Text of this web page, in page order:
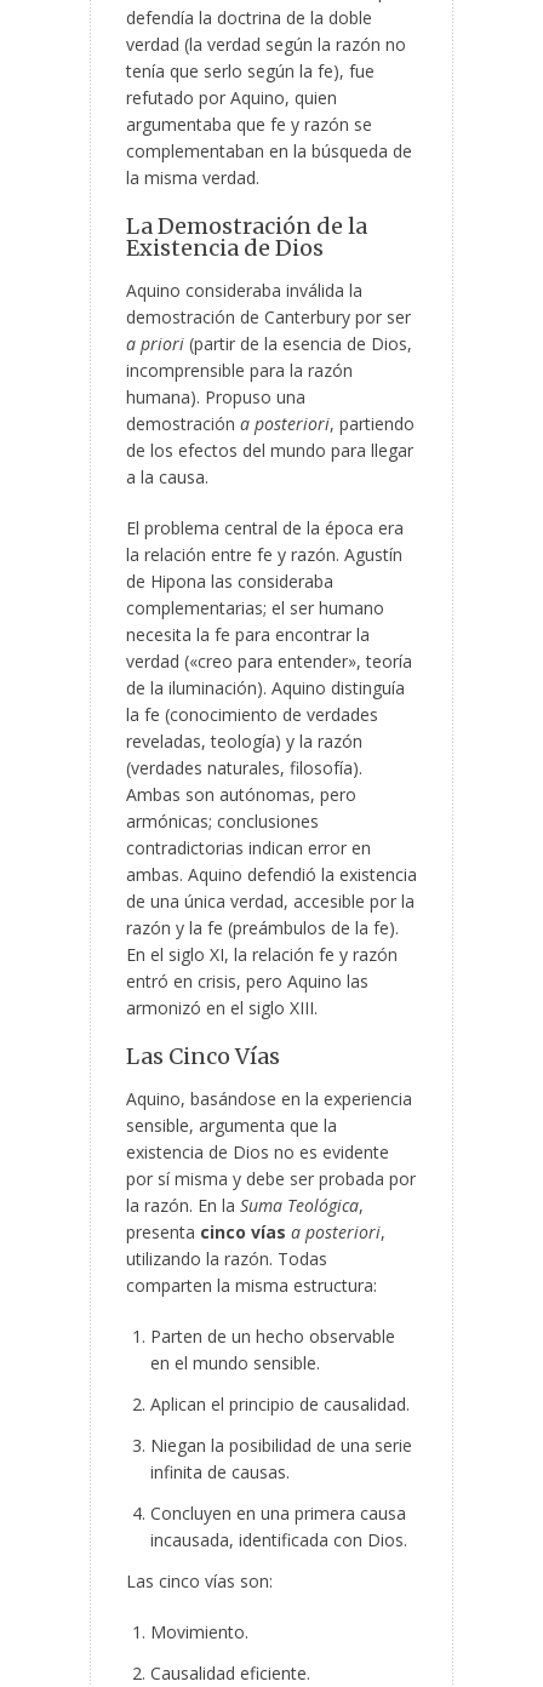
defendía la doctrina de la doble
verdad (la verdad según la razón no
tenía que serlo según la fe), fue
refutado por Aquino, quien
argumentaba que fe y razón se
complementaban en la búsqueda de
la misma verdad.
La Demostración de la
Existencia de Dios
Aquino consideraba inválida la
demostración de Canterbury por ser
a priori (partir de la esencia de Dios,
incomprensible para la razón
humana). Propuso una
demostración a posteriori, partiendo
de los efectos del mundo para llegar
a la causa.
El problema central de la época era
la relación entre fe y razón. Agustín
de Hipona las consideraba
complementarias; el ser humano
necesita la fe para encontrar la
verdad («creo para entender», teoría
de la iluminación). Aquino distinguía
la fe (conocimiento de verdades
reveladas, teología) y la razón
(verdades naturales, filosofía).
Ambas son autónomas, pero
armónicas; conclusiones
contradictorias indican error en
ambas. Aquino defendió la existencia
de una única verdad, accesible por la
razón y la fe (preámbulos de la fe).
En el siglo XI, la relación fe y razón
entró en crisis, pero Aquino las
armonizó en el siglo XIII.
Las Cinco Vías
Aquino, basándose en la experiencia
sensible, argumenta que la
existencia de Dios no es evidente
por sí misma y debe ser probada por
la razón. En la Suma Teológica,
presenta cinco vías a posteriori,
utilizando la razón. Todas
comparten la misma estructura:
Parten de un hecho observable
en el mundo sensible.
Aplican el principio de causalidad.
Niegan la posibilidad de una serie
infinita de causas.
Concluyen en una primera causa
incausada, identificada con Dios.
Las cinco vías son:
Movimiento.
Causalidad eficiente.